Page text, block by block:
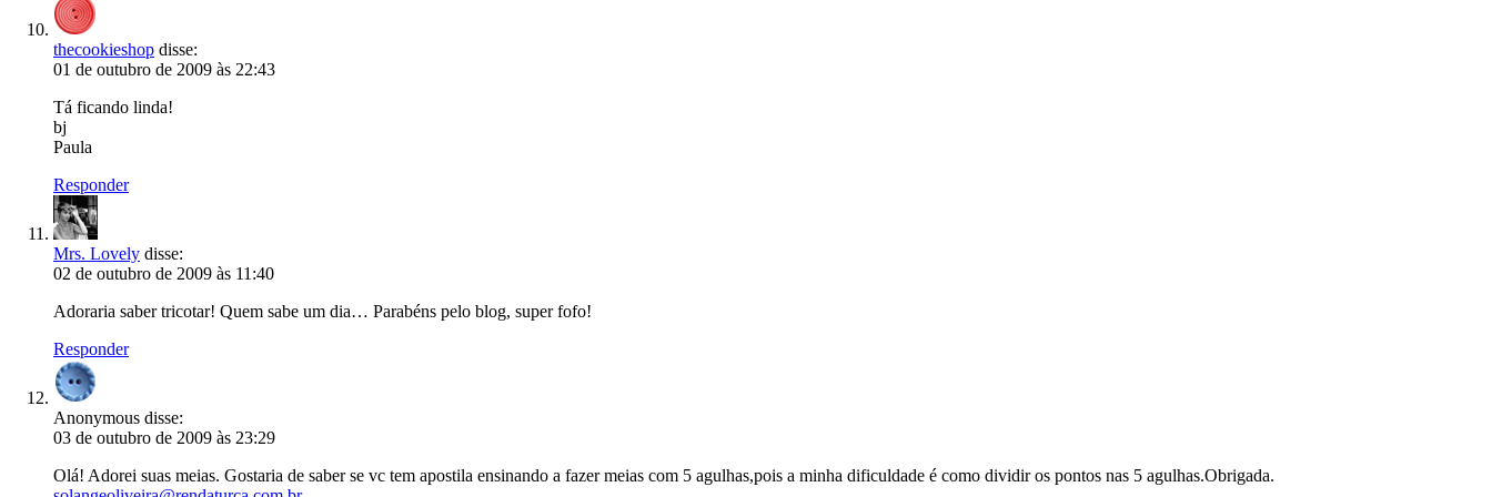
thecookieshop disse:
01 de outubro de 2009 às 22:43
Tá ficando linda!
bj
Paula
Responder
Mrs. Lovely disse:
02 de outubro de 2009 às 11:40
Adoraria saber tricotar! Quem sabe um dia… Parabéns pelo blog, super fofo!
Responder
Anonymous disse:
03 de outubro de 2009 às 23:29
Olá! Adorei suas meias. Gostaria de saber se vc tem apostila ensinando a fazer meias com 5 agulhas,pois a minha dificuldade é como dividir os pontos nas 5 agulhas.Obrigada.